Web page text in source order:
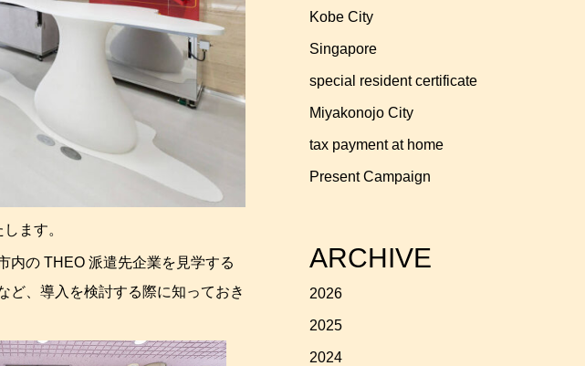
ます。
内の THEO 派遣先企業を見学する
ど、導入を検討する際に知っておき
Kobe City
Singapore
special resident certificate
Miyakonojo City
tax payment at home
Present Campaign
ARCHIVE
2026
2025
2024